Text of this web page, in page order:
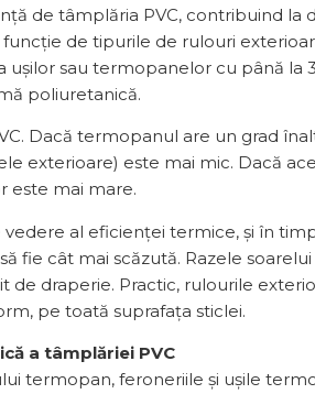
de tâmplăria PVC, contribuind la
de tipurile de rulouri
sau termopanelor cu până la
poliuretanică.
Dacă termopanul are un grad
exterioare) este mai mic. Dacă
este mai mare.
al eficienței termice, și în
fie cât mai scăzută. Razele
de draperie. Practic, rulourile
pe toată suprafața sticlei.
a tâmplăriei PVC
termopan, feroneriile și ușile